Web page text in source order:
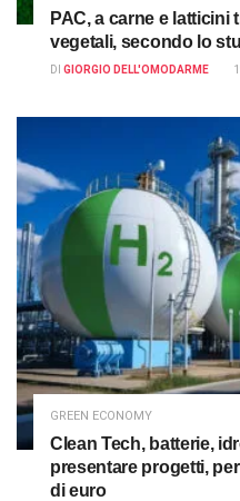
PAC, a carne e
vegetali, secondo lo
DI GIORGIO DELL'OMODARME
GREEN ECONOMY
Clean Tech, batterie,
presentare progetti,
di euro